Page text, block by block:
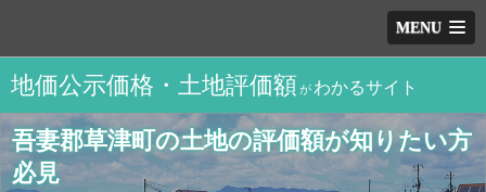
MENU
地価公示価格・土地評価額が わかるサイト
吾妻郡草津町の土地の評価額が知りたい方
必見